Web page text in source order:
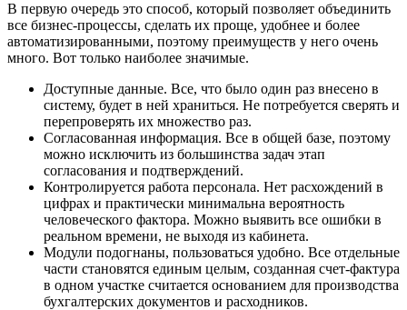
В первую очередь это способ, который позволяет объединить
все бизнес-процессы, сделать их проще, удобнее и более
автоматизированными, поэтому преимуществ у него очень
много. Вот только наиболее значимые.
Доступные данные. Все, что было один раз внесено в
систему, будет в ней храниться. Не потребуется сверять и
перепроверять их множество раз.
Согласованная информация. Все в общей базе, поэтому
можно исключить из большинства задач этап
согласования и подтверждений.
Контролируется работа персонала. Нет расхождений в
цифрах и практически минимальна вероятность
человеческого фактора. Можно выявить все ошибки в
реальном времени, не выходя из кабинета.
Модули подогнаны, пользоваться удобно. Все отдельные
части становятся единым целым, созданная счет-фактура
в одном участке считается основанием для производства
бухгалтерских документов и расходников.